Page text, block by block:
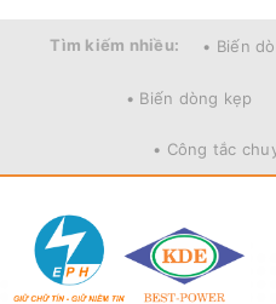
Tìm kiếm nhiều: • Biến
• Biến dòng kẹp
• Công tắc